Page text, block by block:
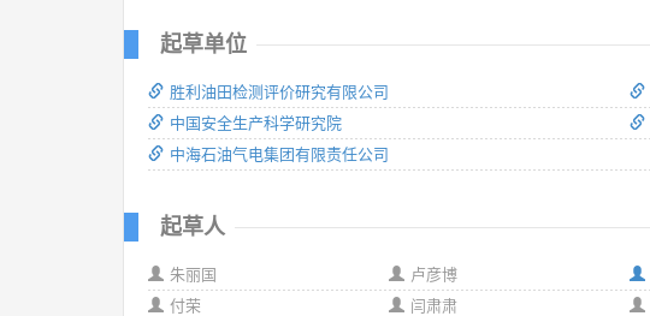
起草单位
胜利油田检测评价研究有限公司
中国安全生产科学研究院
中海石油气电集团有限责任公司
起草人
朱丽国
卢彦博
付荣
闫肃肃